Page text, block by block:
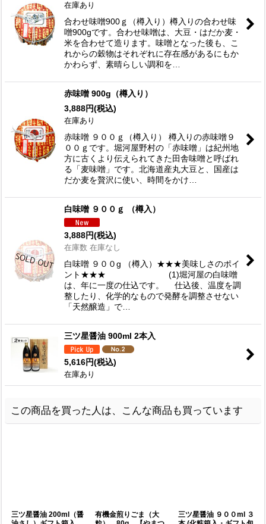
在庫あり
合わせ味噌900ｇ（樽入り）樽入りの合わせ味
噌900gです。合わせ味噌は、大豆・はだか麦・
米を合わせて造ります。味噌となった後も、こ
れからの穀物はそれぞれに存在感があるにもか
かわらず、素晴らしい調和を…
赤味噌 900g（樽入り）
3,888円(税込)
在庫あり
赤味噌 ９００ｇ（樽入り） 樽入りの赤味噌９
００ｇです。堀河屋野村の「赤味噌」は紀州地
方に古くより伝えられてきた田舎味噌と呼ばれ
る「麦味噌」です。北海道産丸大豆と、国産は
だか麦を贅沢に使い、時間をかけ…
白味噌 ９００ｇ （樽入）
3,888円(税込)
在庫数 在庫なし
白味噌 ９００g （樽入）★★★美味しさのポイ
ント★★★ (1)堀河屋の白味噌
は、年に一度の仕込です。 仕込後、温度を調
整したり、化学的なもので発酵を調整させない
「天然醸造」で…
三ツ星醤油 900ml 2本入
5,616円(税込)
在庫あり
この商品を買った人は、こんな商品も買っています
三ツ星醤油 200ml（醤
有機金煎りごま（大
三ツ星醤油 ９００ml ３